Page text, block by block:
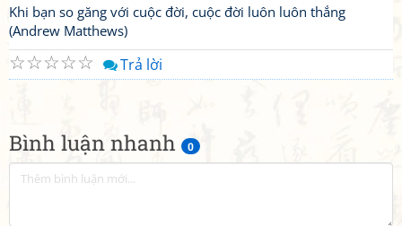
Bình luận nhanh 0
Khi bạn so găng với cuộc đời, cuộc đời luôn luôn thắng
(Andrew Matthews)
☆
☆
☆
☆
☆ Trả lời